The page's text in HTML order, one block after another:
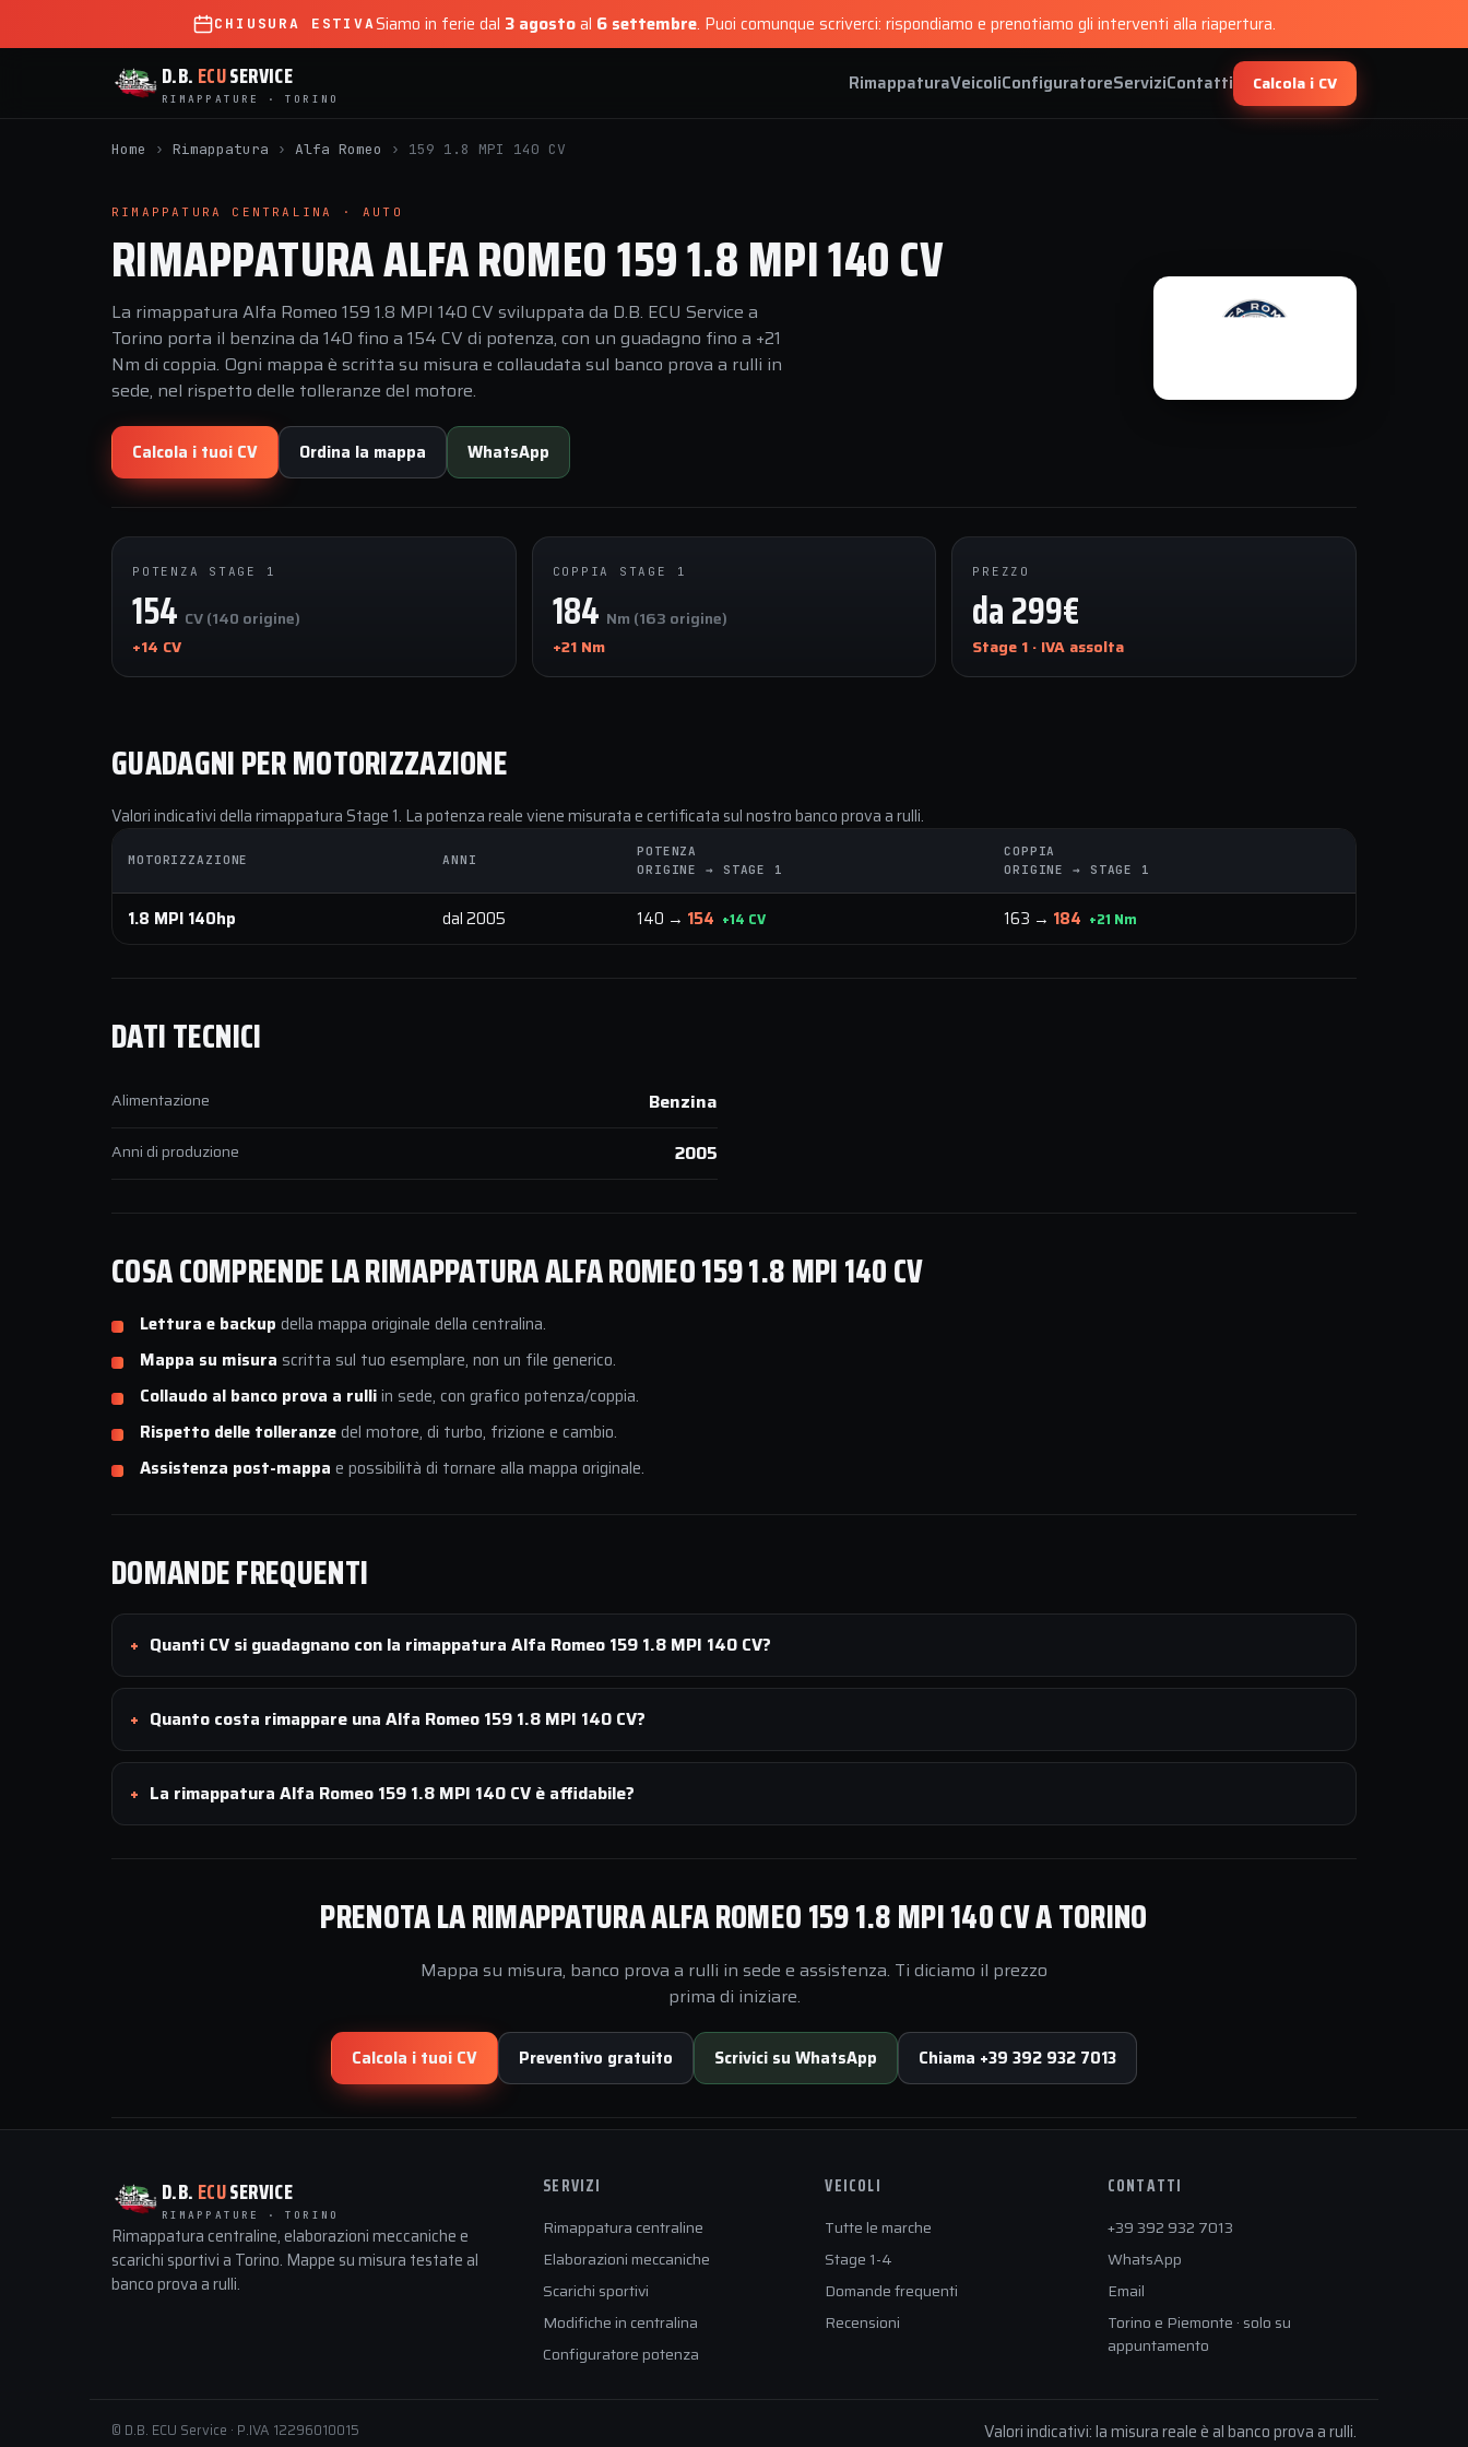
CHIUSURA ESTIVASiamo in ferie dal 3 agostoal 6 settembre. Puoi comunque scriverci: rispondiamo e prenotiamo gli interventi alla riapertura.
D.B. ECUSERVICE
RIMAPPATURE · TORINO
RimappaturaVeicoliConfiguratoreServiziContatti Calcola i CV
Home › Rimappatura › Alfa Romeo › 159 1.8 MPI 140 CV
RIMAPPATURA CENTRALINA · AUTO
RIMAPPATURA ALFA ROMEO 159 1.8 MPI 140 CV
La rimappatura Alfa Romeo 159 1.8 MPI 140 CV sviluppata da D.B. ECU Service a
Torino porta il benzina da 140 fino a 154 CV di potenza, con un guadagno fino a +21
Nm di coppia. Ogni mappa è scritta su misura e collaudata sul banco prova a rulli in
sede, nel rispetto delle tolleranze del motore.
Calcola i tuoi CV Ordina la mappa WhatsApp
POTENZA STAGE 1
154 CV (140 origine)
+14 CV
COPPIA STAGE 1
184 Nm (163 origine)
+21 Nm
PREZZO
da 299€
Stage 1 · IVA assolta
GUADAGNI PER MOTORIZZAZIONE
Valori indicativi della rimappatura Stage 1. La potenza reale viene misurata e certificata sul nostro banco prova a rulli.
MOTORIZZAZIONE ANNI
POTENZA
ORIGINE → STAGE 1
COPPIA
ORIGINE → STAGE 1
1.8 MPI 140hp dal 2005 140 → 154 +14 CV 163 → 184 +21 Nm
DATI TECNICI
Alimentazione Benzina
Anni di produzione 2005
COSA COMPRENDE LA RIMAPPATURA ALFA ROMEO 159 1.8 MPI 140 CV
Lettura e backup della mappa originale della centralina.
Mappa su misura scritta sul tuo esemplare, non un file generico.
Collaudo al banco prova a rulliin sede, con grafico potenza/coppia.
Rispetto delle tolleranzedel motore, di turbo, frizione e cambio.
Assistenza post-mappa e possibilità di tornare alla mappa originale.
DOMANDE FREQUENTI
Quanti CV si guadagnano con la rimappatura Alfa Romeo 159 1.8 MPI 140 CV?
Quanto costa rimappare una Alfa Romeo 159 1.8 MPI 140 CV?
La rimappatura Alfa Romeo 159 1.8 MPI 140 CV è affidabile?
PRENOTA LA RIMAPPATURA ALFA ROMEO 159 1.8 MPI 140 CV A TORINO
Mappa su misura, banco prova a rulli in sede e assistenza. Ti diciamo il prezzo
prima di iniziare.
Calcola i tuoi CV Preventivo gratuito Scrivici su WhatsApp Chiama +39 392 932 7013
D.B. ECUSERVICE
RIMAPPATURE · TORINO
Rimappatura centraline, elaborazioni meccaniche e
scarichi sportivi a Torino. Mappe su misura testate al
banco prova a rulli.
SERVIZI
Rimappatura centraline
Elaborazioni meccaniche
Scarichi sportivi
Modifiche in centralina
Configuratore potenza
VEICOLI
Tutte le marche
Stage 1-4
Domande frequenti
Recensioni
CONTATTI
+39 392 932 7013
WhatsApp
Email
Torino e Piemonte · solo su
appuntamento
© D.B. ECU Service · P.IVA 12296010015 Valori indicativi: la misura reale è al banco prova a rulli.